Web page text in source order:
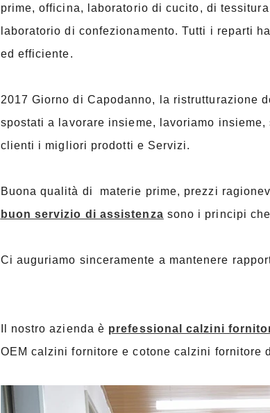
prime, officina, laboratorio di cucito, di
laboratorio di confezionamento. Tutti i reparti
ed efficiente.
2017 Giorno di Capodanno, la ristrutturazione
spostati a lavorare insieme, lavoriamo
clienti i migliori prodotti e Servizi.
Buona qualità di materie prime, prezzi
buon servizio di assistenza sono i principi
Ci auguriamo sinceramente a mantenere
Il nostro azienda è prefessional calzini
OEM calzini fornitore e cotone calzini fornitore